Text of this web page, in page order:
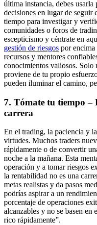
última instancia, debes
decisiones en lugar de seguir
tiempo para investigar y
comunidades o foros de
escepticismo y céntrate en
gestión de riesgos por encima
recursos y mentores
conocimientos valiosos. Solo
proviene de tu propio
pueden iluminar el camino,
7. Tómate tu tiempo –
carrera
En el trading, la paciencia y
virtudes. Muchos traders
rápidamente o de convertir
noche a la mañana. Esta
operación y a tomar riesgos
la rentabilidad no es una
metas realistas y da pasos
podrías aspirar a un
porcentaje de operaciones
alcanzables y no se basen en
rico rápidamente”.